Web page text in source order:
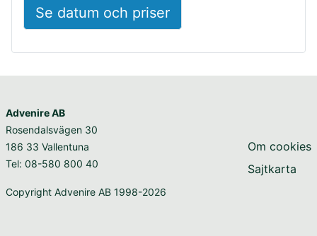
Se datum och priser
Advenire AB
Rosendalsvägen 30
186 33 Vallentuna
Tel: 08-580 800 40
Copyright Advenire AB 1998-2026
Om cookies
Sajtkarta